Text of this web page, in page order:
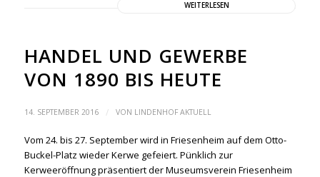
WEITERLESEN
HANDEL UND GEWERBE
VON 1890 BIS HEUTE
14. SEPTEMBER 2016 / VON LINDENHOF AKTUELL
Vom 24. bis 27. September wird in Friesenheim auf dem Otto-
Buckel-Platz wieder Kerwe gefeiert. Pünklich zur
Kerweeröffnung präsentiert der Museumsverein Friesenheim